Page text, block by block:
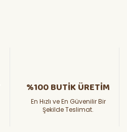
%100 BUTİK ÜRETİM
En Hızlı ve En Güvenilir Bir
Şekilde Teslimat.